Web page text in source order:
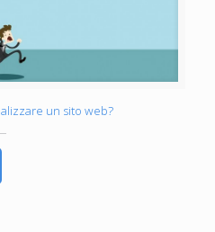
un sito web?